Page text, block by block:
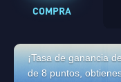
COMPRA
¡Tasa de ganancia
de 8 puntos,